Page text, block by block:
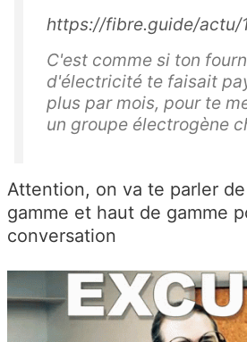
https://fibre.guide/actu/
C'est comme si ton
d'électricité te faisait
plus par mois, pour te
un groupe électrogène
Attention, on va te parler
gamme et haut de gamme
conversation